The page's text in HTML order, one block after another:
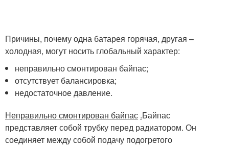
Причины, почему одна батарея горячая, другая –
холодная, могут носить глобальный характер:
неправильно смонтирован байпас;
отсутствует балансировка;
недостаточное давление.
Неправильно смонтирован байпас .Байпас
представляет собой трубку перед радиатором. Он
соединяет между собой подачу подогретого